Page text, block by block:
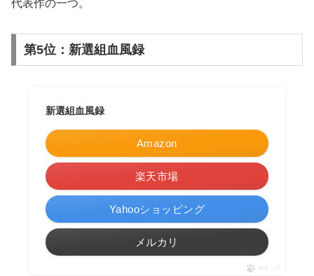
代表作の一つ。
第5位：新選組血風録
新選組血風録
Amazon
楽天市場
Yahooショッピング
メルカリ
ポチップ